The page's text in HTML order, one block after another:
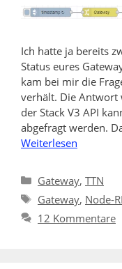
Ich hatte ja bereits
Status eures
kam bei mir die
verhält. Die Antwort
der Stack V3 API
abgefragt werden.
Weiterlesen
Kategorien
Gateway, TTN
Schlagwörter
Gateway, Node-
12 Kommentare